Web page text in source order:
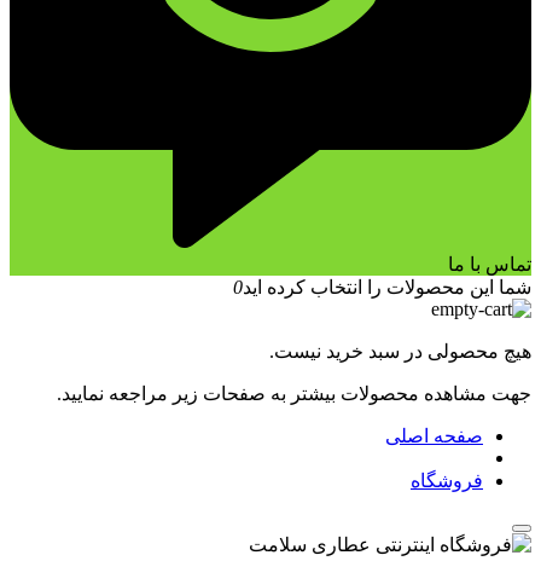
تماس با ما
شما این محصولات را انتخاب کرده اید0
هیچ محصولی در سبد خرید نیست.
جهت مشاهده محصولات بیشتر به صفحات زیر مراجعه نمایید.
صفحه اصلی
فروشگاه